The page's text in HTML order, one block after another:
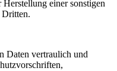
einer sonstigen
Dritten.
Daten vertraulich und